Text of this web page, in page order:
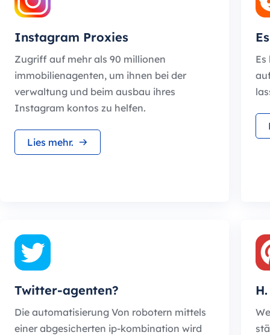
Instagram Proxies
Zugriff auf mehr als 90 millionen
immobilienagenten, um ihnen bei der
verwaltung und beim ausbau ihres
Instagram kontos zu helfen.
Lies mehr.
Twitter-agenten?
Die automatisierung Von robotern mittels
einer abgesicherten ip-kombination wird